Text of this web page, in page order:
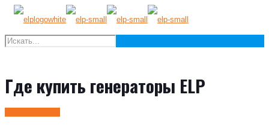
Где купить генераторы ELP